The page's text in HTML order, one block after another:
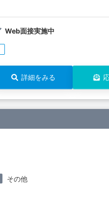
Web面接実施中
詳細をみる
その他